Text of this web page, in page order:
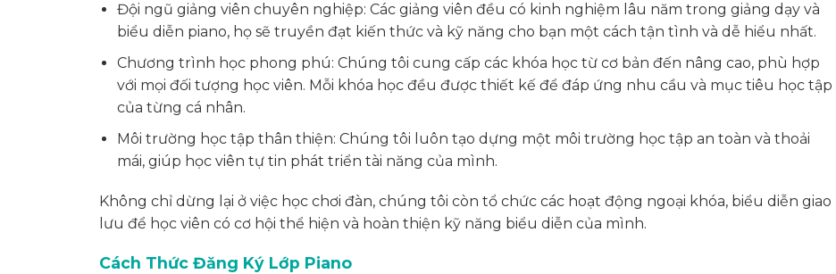
Đội ngũ giảng viên chuyên nghiệp: Các giảng viên đều có kinh nghiệm lâu năm trong giảng dạy và
biểu diễn piano, họ sẽ truyền đạt kiến thức và kỹ năng cho bạn một cách tận tình và dễ hiểu nhất.
Chương trình học phong phú: Chúng tôi cung cấp các khóa học từ cơ bản đến nâng cao, phù hợp
với mọi đối tượng học viên. Mỗi khóa học đều được thiết kế để đáp ứng nhu cầu và mục tiêu học tập
của từng cá nhân.
Môi trường học tập thân thiện: Chúng tôi luôn tạo dựng một môi trường học tập an toàn và thoải
mái, giúp học viên tự tin phát triển tài năng của mình.
Không chỉ dừng lại ở việc học chơi đàn, chúng tôi còn tổ chức các hoạt động ngoại khóa, biểu diễn giao
lưu để học viên có cơ hội thể hiện và hoàn thiện kỹ năng biểu diễn của mình.
Cách Thức Đăng Ký Lớp Piano